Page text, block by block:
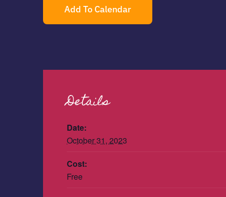
Add To Calendar
Details
Date:
October 31, 2023
Cost:
Free